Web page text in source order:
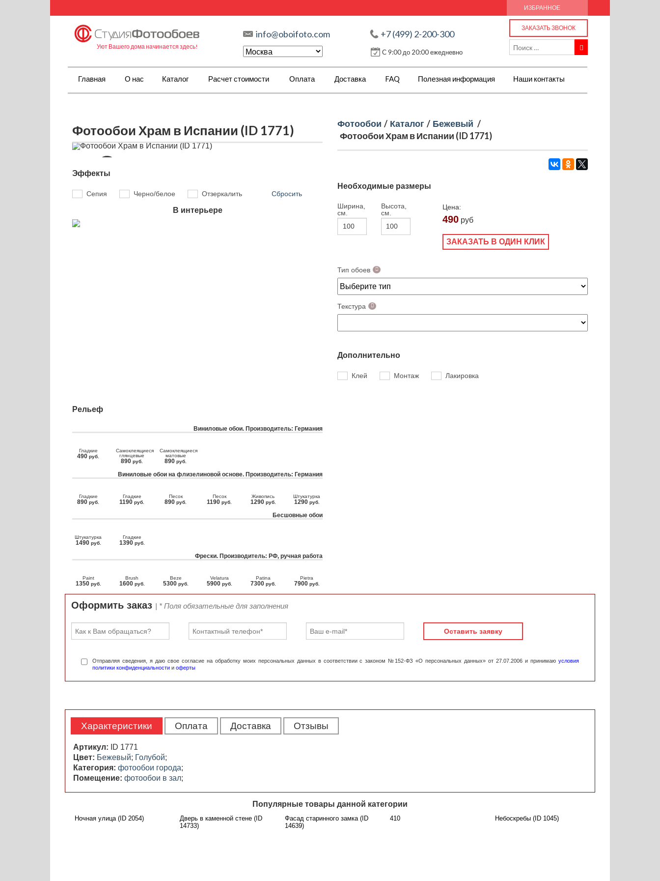
ИЗБРАННОЕ
Уют Вашего дома начинается здесь!
info@oboifoto.com +7 (499) 2-200-300
С 9:00 до 20:00 ежедневно
ЗАКАЗАТЬ ЗВОНОК
Главная О нас Каталог Расчет стоимости Оплата Доставка FAQ Полезная информация Наши контакты
Фотообои Храм в Испании (ID 1771)
Эффекты
Сепия Черно/белое Отзеркалить Сбросить
В интерьере
Фотообои / Каталог / Бежевый /
Фотообои Храм в Испании (ID 1771)
Необходимые размеры
Ширина,
см.
Высота,
см.
Цена:
490 руб
ЗАКАЗАТЬ В ОДИН КЛИК
Тип обоев
Текстура
Дополнительно
Клей Монтаж Лакировка
Рельеф
Виниловые обои. Производитель: Германия
Гладкие
490 руб.
Самоклеящиеся
глянцевые
890 руб.
Самоклеящиеся
матовые
890 руб.
Виниловые обои на флизелиновой основе. Производитель: Германия
Гладкие
890 руб.
Гладкие
1190 руб.
Песок
890 руб.
Песок
1190 руб.
Живопись
1290 руб.
Штукатурка
1290 руб.
Бесшовные обои
Штукатурка
1490 руб.
Гладкие
1390 руб.
Фрески. Производитель: РФ, ручная работа
Paint
1350 руб.
Brush
1600 руб.
Beze
5300 руб.
Velatura
5900 руб.
Patina
7300 руб.
Pietra
7900 руб.
Оформить заказ | * Поля обязательные для заполнения
Оставить заявку
Отправляя сведения, я даю свое согласие на обработку моих персональных данных в соответствии с законом №152-ФЗ «О персональных данных» от 27.07.2006 и принимаю условия
политики конфиденциальности и оферты
Характеристики Оплата Доставка Отзывы
Артикул:
ID 1771
Цвет: Бежевый; Голубой;
Категория: фотообои города;
Помещение: фотообои в зал;
Популярные товары данной категории
Ночная улица (ID 2054)
Дверь в каменной стене (ID
14733)
Фасад старинного замка (ID
14639)
410 Небоскребы (ID 1045)